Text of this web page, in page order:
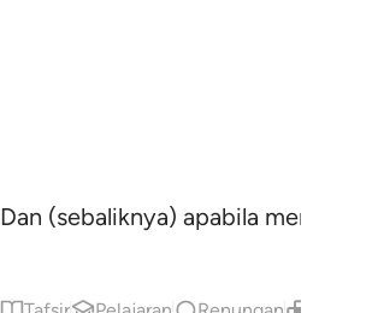
Dan (sebaliknya) apabila mereka